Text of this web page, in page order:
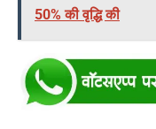
50% की वृद्धि की